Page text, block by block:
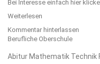
Bei Interesse einfach hier
Weiterlesen
Kommentar hinterlassen
Berufliche Oberschule
Abitur Mathematik Technik